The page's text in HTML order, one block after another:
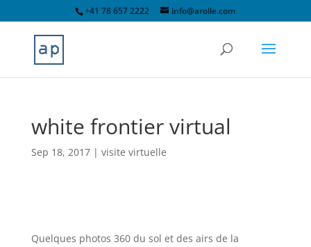
+41 78 657 2222 info@arolle.com
white frontier virtual
Sep 18, 2017| visite virtuelle
Quelques photos 360 du sol et des airs de la